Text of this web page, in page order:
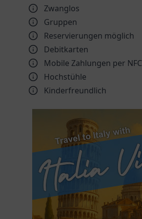
Zwanglos
Gruppen
Reservierungen möglich
Debitkarten
Mobile Zahlungen per NFC
Hochstühle
Kinder­freundlich